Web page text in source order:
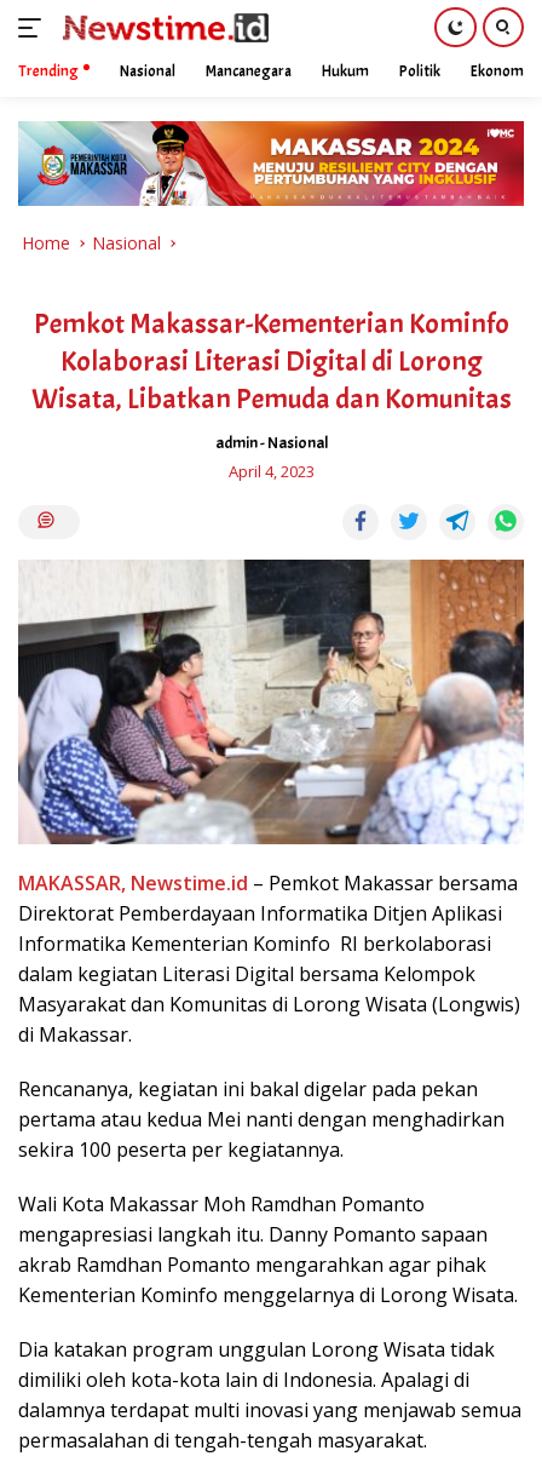
content
Trending Nasional Mancanegara Hukum Politik Ekonomi
Home Nasional
Pemkot Makassar-Kementerian Kominfo
Kolaborasi Literasi Digital di Lorong
Wisata, Libatkan Pemuda dan Komunitas
admin-Nasional
April 4, 2023
MAKASSAR, Newstime.id – Pemkot Makassar bersama
Direktorat Pemberdayaan Informatika Ditjen Aplikasi
Informatika Kementerian Kominfo RI berkolaborasi
dalam kegiatan Literasi Digital bersama Kelompok
Masyarakat dan Komunitas di Lorong Wisata (Longwis)
di Makassar.
Rencananya, kegiatan ini bakal digelar pada pekan
pertama atau kedua Mei nanti dengan menghadirkan
sekira 100 peserta per kegiatannya.
Wali Kota Makassar Moh Ramdhan Pomanto
mengapresiasi langkah itu. Danny Pomanto sapaan
akrab Ramdhan Pomanto mengarahkan agar pihak
Kementerian Kominfo menggelarnya di Lorong Wisata.
Dia katakan program unggulan Lorong Wisata tidak
dimiliki oleh kota-kota lain di Indonesia. Apalagi di
dalamnya terdapat multi inovasi yang menjawab semua
permasalahan di tengah-tengah masyarakat.